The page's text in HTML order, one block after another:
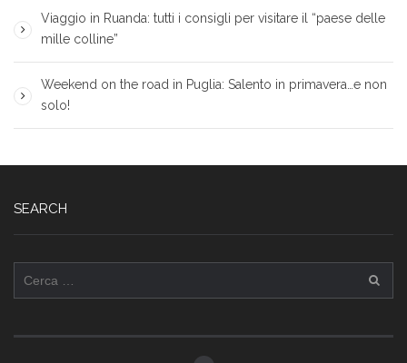
Viaggio in Ruanda: tutti i consigli per visitare il “paese delle
mille colline”
Weekend on the road in Puglia: Salento in primavera…e non
solo!
SEARCH
per: